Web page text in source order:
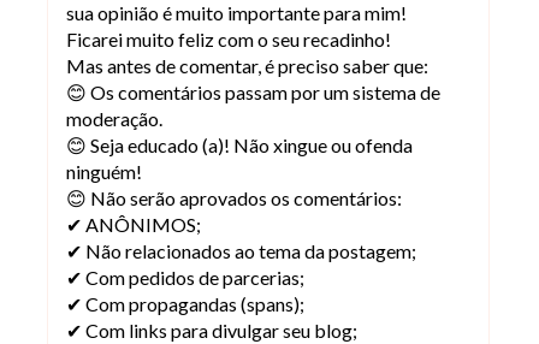
sua opinião é muito importante para mim!
Ficarei muito feliz com o seu recadinho!
Mas antes de comentar, é preciso saber que:
😊 Os comentários passam por um sistema de
moderação.
😊 Seja educado (a)! Não xingue ou ofenda
ninguém!
😊 Não serão aprovados os comentários:
✔ ANÔNIMOS;
✔ Não relacionados ao tema da postagem;
✔ Com pedidos de parcerias;
✔ Com propagandas (spans);
✔ Com links para divulgar seu blog;